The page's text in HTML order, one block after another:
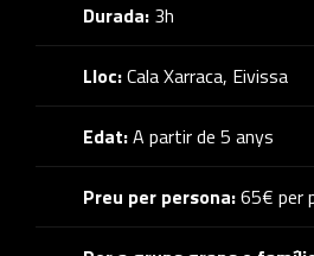
Durada: 3h
Lloc:Cala Xarraca, Eivissa
Edat:A partir de 5 anys
Preu per persona:65€ per